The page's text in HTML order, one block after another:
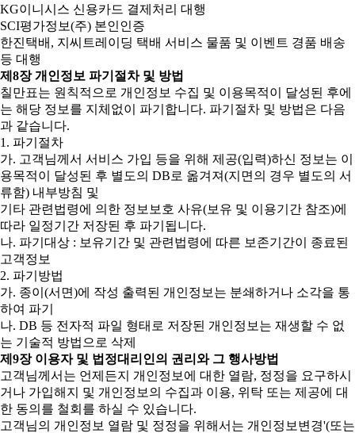
KG이니시스 신용카드 결제처리 대행
SCI평가정보(주) 본인인증
한진택배, 지씨트레이딩 택배 서비스 물품 및 이벤트 경품 배송
등 대행
제8장 개인정보 파기절차 및 방법
칠만표는 원칙적으로 개인정보 수집 및 이용목적이 달성된 후에
는 해당 정보를 지체없이 파기합니다. 파기절차 및 방법은 다음
과 같습니다.
1. 파기절차
가. 고객님께서 서비스 가입 등을 위해 제공(입력)하신 정보는 이
용목적이 달성된 후 별도의 DB로 옮겨져(지면의 경우 별도의 서
류함) 내부방침 및
기타 관련법령에 의한 정보보호 사유(보유 및 이용기간 참조)에
따라 일정기간 저장된 후 파기됩니다.
나. 파기대상 : 보유기간 및 관련법령에 따른 보존기간이 종료된
고객정보
2. 파기방법
가. 종이(서면)에 작성 출력된 개인정보는 분쇄하거나 소각을 통
하여 파기
나. DB 등 전자적 파일 형태로 저장된 개인정보는 재생할 수 없
는 기술적 방법으로 삭제
제9장 이용자 및 법정대리인의 권리와 그 행사방법
고객님께서는 언제든지 개인정보에 대한 열람, 정정을 요구하시
거나 가입해지 및 개인정보의 수집과 이용, 위탁 또는 제공에 대
한 동의를 철회를 하실 수 있습니다.
고객님의 개인정보 열람 및 정정을 위해서는 개인정보변경'(또는